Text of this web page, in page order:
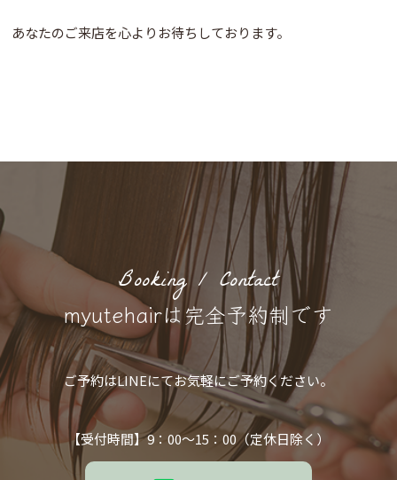
あなたのご来店を心よりお待ちしております。
Booking / Contact
myutehairは完全予約制です
ご予約はLINEにてお気軽にご予約ください。
【受付時間】9：00～15：00（定休日除く）